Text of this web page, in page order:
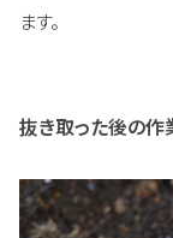
ます。
抜き取った後の作